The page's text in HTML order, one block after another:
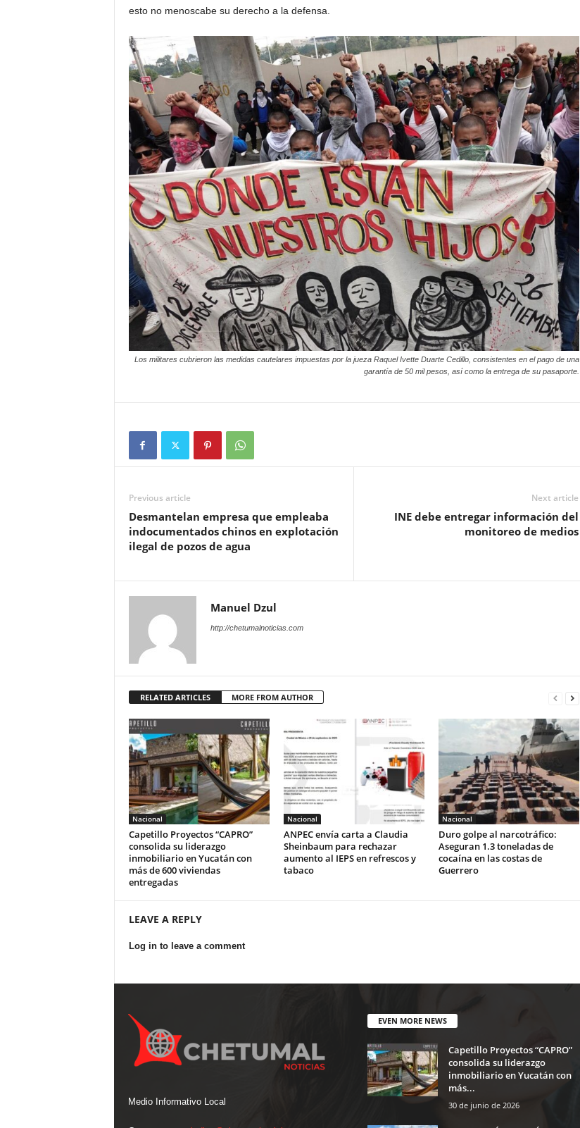
esto no menoscabe su derecho a la defensa.
Los militares cubrieron las medidas cautelares impuestas por la jueza Raquel Ivette Duarte Cedillo, consistentes en el pago de una
garantía de 50 mil pesos, así como la entrega de su pasaporte.
Previous article
Desmantelan empresa que empleaba
indocumentados chinos en explotación
ilegal de pozos de agua
Next article
INE debe entregar información del
monitoreo de medios
Manuel Dzul
http://chetumalnoticias.com
RELATED ARTICLES MORE FROM AUTHOR
Nacional
Capetillo Proyectos “CAPRO”
consolida su liderazgo
inmobiliario en Yucatán con
más de 600 viviendas
entregadas
Nacional
ANPEC envía carta a Claudia
Sheinbaum para rechazar
aumento al IEPS en refrescos y
tabaco
Nacional
Duro golpe al narcotráfico:
Aseguran 1.3 toneladas de
cocaína en las costas de
Guerrero
LEAVE A REPLY
Log in to leave a comment
Medio Informativo Local
EVEN MORE NEWS
Capetillo Proyectos “CAPRO”
consolida su liderazgo
inmobiliario en Yucatán con
más...
30 de junio de 2026